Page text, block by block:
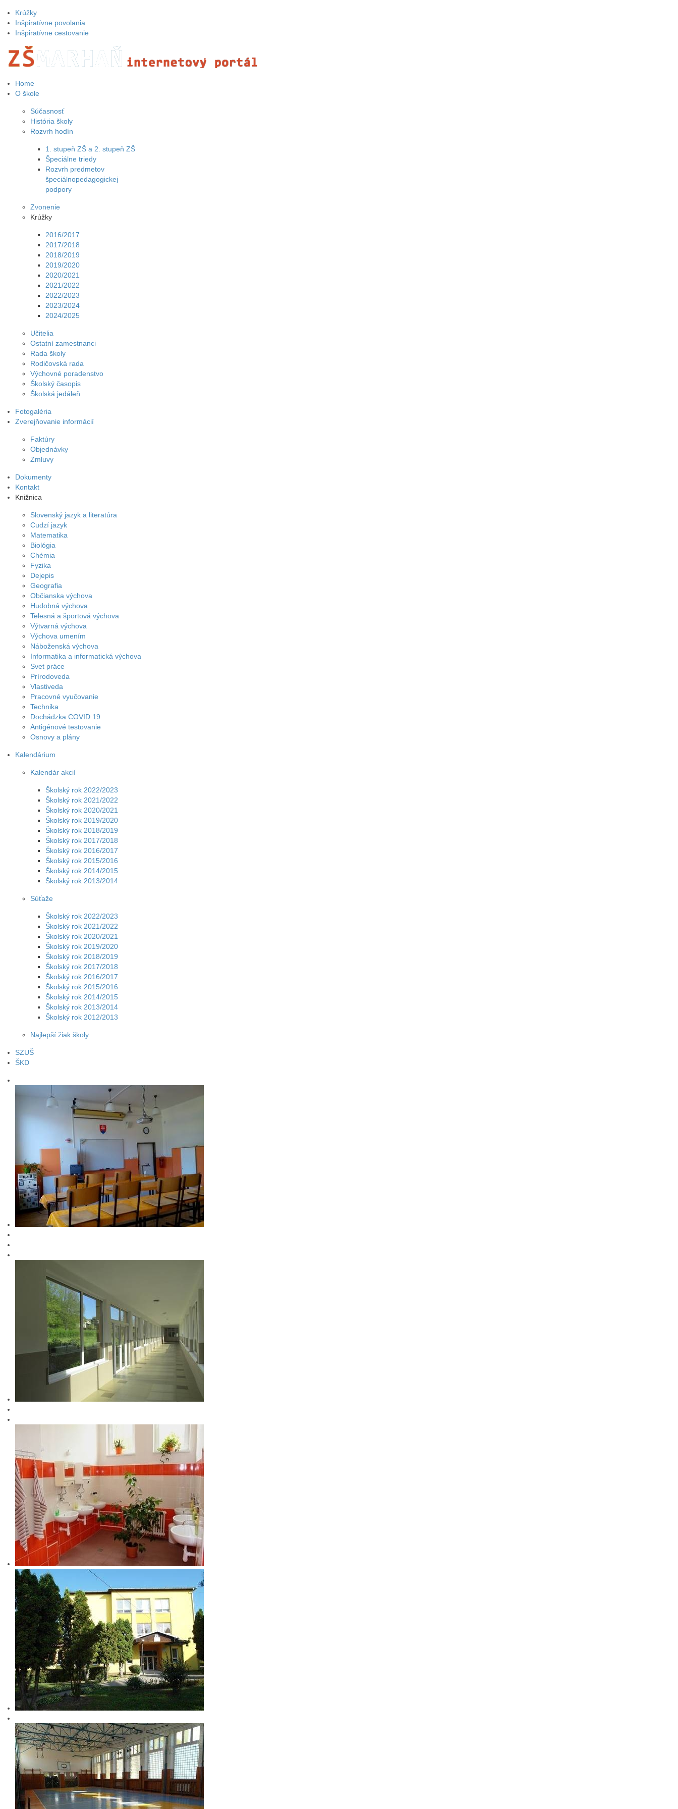
Krúžky
Inšpiratívne povolania
Inšpiratívne cestovanie
Home
O škole
Súčasnosť
História školy
Rozvrh hodín
1. stupeň ZŠ a 2. stupeň ZŠ
Špeciálne triedy
Rozvrh predmetov
špeciálnopedagogickej
podpory
Zvonenie
Krúžky
2016/2017
2017/2018
2018/2019
2019/2020
2020/2021
2021/2022
2022/2023
2023/2024
2024/2025
Učitelia
Ostatní zamestnanci
Rada školy
Rodičovská rada
Výchovné poradenstvo
Školský časopis
Školská jedáleň
Fotogaléria
Zverejňovanie informácií
Faktúry
Objednávky
Zmluvy
Dokumenty
Kontakt
Knižnica
Slovenský jazyk a literatúra
Cudzí jazyk
Matematika
Biológia
Chémia
Fyzika
Dejepis
Geografia
Občianska výchova
Hudobná výchova
Telesná a športová výchova
Výtvarná výchova
Výchova umením
Náboženská výchova
Informatika a informatická výchova
Svet práce
Prírodoveda
Vlastiveda
Pracovné vyučovanie
Technika
Dochádzka COVID 19
Antigénové testovanie
Osnovy a plány
Kalendárium
Kalendár akcií
Školský rok 2022/2023
Školský rok 2021/2022
Školský rok 2020/2021
Školský rok 2019/2020
Školský rok 2018/2019
Školský rok 2017/2018
Školský rok 2016/2017
Školský rok 2015/2016
Školský rok 2014/2015
Školský rok 2013/2014
Súťaže
Školský rok 2022/2023
Školský rok 2021/2022
Školský rok 2020/2021
Školský rok 2019/2020
Školský rok 2018/2019
Školský rok 2017/2018
Školský rok 2016/2017
Školský rok 2015/2016
Školský rok 2014/2015
Školský rok 2013/2014
Školský rok 2012/2013
Najlepší žiak školy
SZUŠ
ŠKD